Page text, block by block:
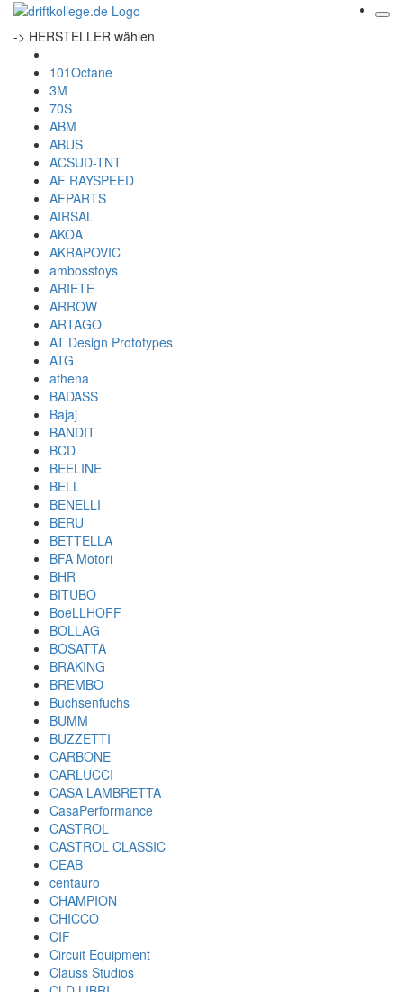
-> HERSTELLER wählen
101Octane
3M
70S
ABM
ABUS
ACSUD-TNT
AF RAYSPEED
AFPARTS
AIRSAL
AKOA
AKRAPOVIC
ambosstoys
ARIETE
ARROW
ARTAGO
AT Design Prototypes
ATG
athena
BADASS
Bajaj
BANDIT
BCD
BEELINE
BELL
BENELLI
BERU
BETTELLA
BFA Motori
BHR
BITUBO
BoeLLHOFF
BOLLAG
BOSATTA
BRAKING
BREMBO
Buchsenfuchs
BUMM
BUZZETTI
CARBONE
CARLUCCI
CASA LAMBRETTA
CasaPerformance
CASTROL
CASTROL CLASSIC
CEAB
centauro
CHAMPION
CHICCO
CIF
Circuit Equipment
Clauss Studios